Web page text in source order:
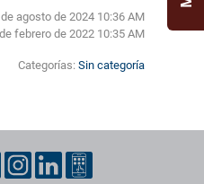
agosto de 2024 10:36 AM
febrero de 2022 10:35 AM
Categorías: Sin categoría
contacto, redes sociales y datos